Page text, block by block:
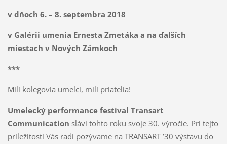
v dňoch 6. – 8. septembra 2018
v Galérii umenia Ernesta Zmetáka a na ďalších
miestach v Nových Zámkoch
***
Milí kolegovia umelci, milí priatelia!
Umelecký performance festival Transart
Communication slávi tohto roku svoje 30. výročie. Pri tejto
príležitosti Vás radi pozývame na TRANSART ’30 výstavu do